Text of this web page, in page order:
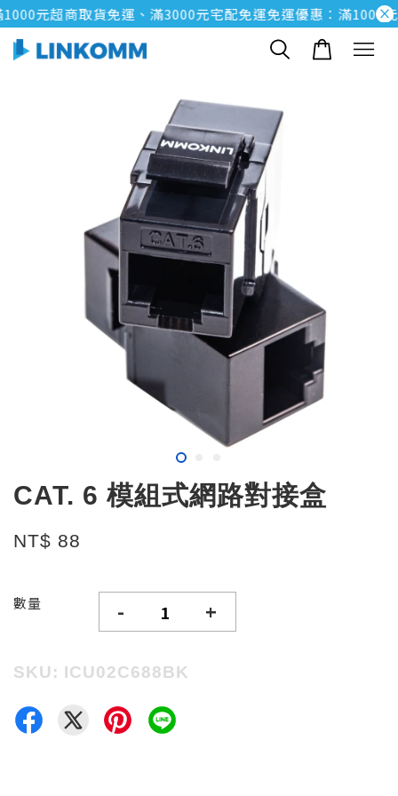
元超商取貨免運、滿3000元宅配免運免運優惠：滿1000元
CAT. 6 模組式網路對接盒
NT$ 88
數量 - +
SKU: ICU02C688BK